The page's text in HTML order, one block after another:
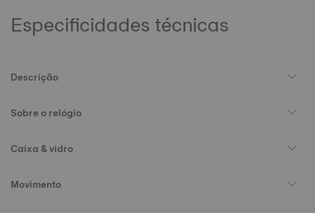
Especificidades técnicas
Descrição
Sobre o relógio
Caixa & vidro
Movimento